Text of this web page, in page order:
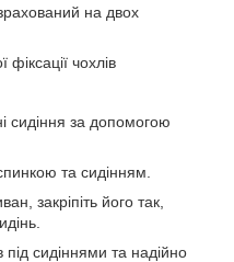
на двох
фіксації чохлів
сидіння за допомогою
та сидінням.
закріпіть його так,
під сидіннями та надійно